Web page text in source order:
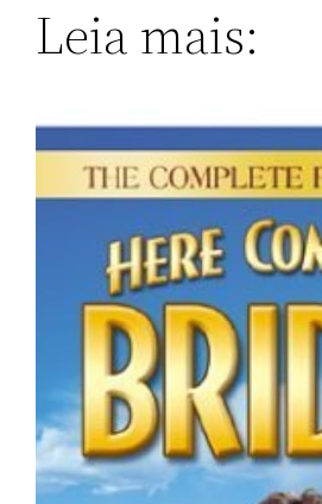
Leia mais: